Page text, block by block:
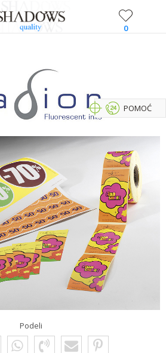
0
Podeli
POMOĆ